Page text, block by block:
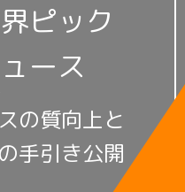
ピック
ース
の質向上と
手引き公開